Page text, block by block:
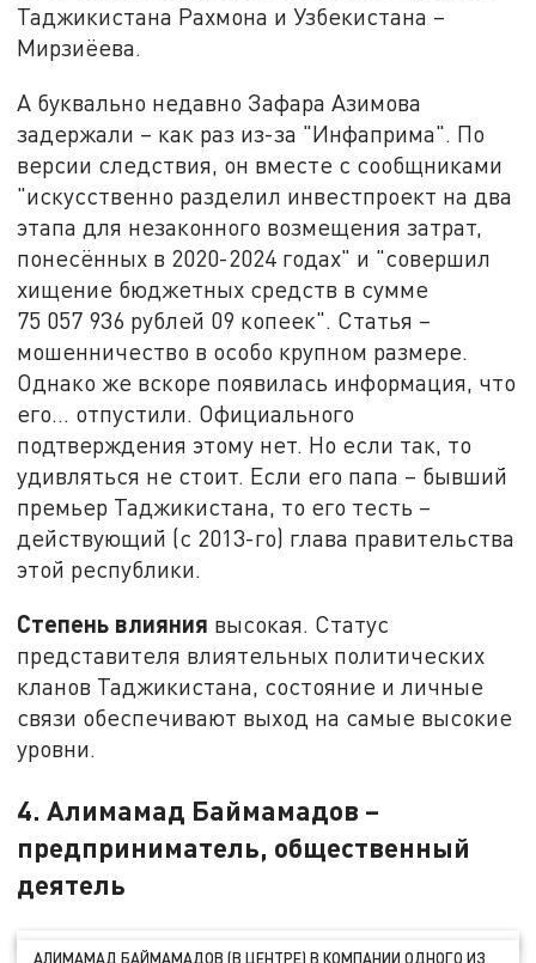
Таджикистана Рахмона и Узбекистана –
Мирзиёева.
А буквально недавно Зафара Азимова
задержали – как раз из-за "Инфаприма". По
версии следствия, он вместе с сообщниками
"искусственно разделил инвестпроект на два
этапа для незаконного возмещения затрат,
понесённых в 2020-2024 годах" и "совершил
хищение бюджетных средств в сумме
75 057 936 рублей 09 копеек". Статья –
мошенничество в особо крупном размере.
Однако же вскоре появилась информация, что
его... отпустили. Официального
подтверждения этому нет. Но если так, то
удивляться не стоит. Если его папа – бывший
премьер Таджикистана, то его тесть –
действующий (с 2013-го) глава правительства
этой республики.
Степень влияния высокая. Статус
представителя влиятельных политических
кланов Таджикистана, состояние и личные
связи обеспечивают выход на самые высокие
уровни.
4. Алимамад Баймамадов –
предприниматель, общественный
деятель
АЛИМАМАД БАЙМАМАДОВ (В ЦЕНТРЕ) В КОМПАНИИ ОДНОГО ИЗ